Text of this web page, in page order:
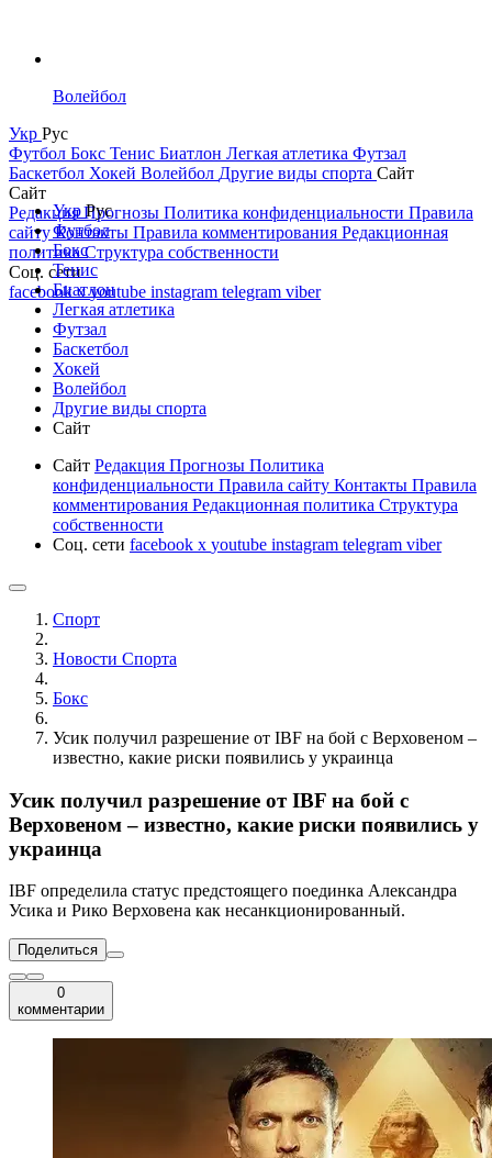
Волейбол
Укр Рус
Футбол Бокс Тенис Биатлон Легкая атлетика Футзал
Баскетбол Хокей Волейбол Другие виды спорта Сайт
Сайт
РедакцияПрогнозы Политика конфиденциальности Правила
сайтуКонтакты Правила комментирования Редакционная
политикаСтруктура собственности
Соц. сети
facebookxyoutube instagram telegram viber
УкрРус
Футбол
Бокс
Тенис
Биатлон
Легкая атлетика
Футзал
Баскетбол
Хокей
Волейбол
Другие виды спорта
Сайт
Сайт Редакция Прогнозы Политика
конфиденциальности Правила сайту Контакты Правила
комментирования Редакционная политика Структура
собственности
Соц. сети facebook x youtube instagram telegram viber
Спорт
Новости Cпорта
Бокс
Усик получил разрешение от IBF на бой с Верховеном –
известно, какие риски появились у украинца
Усик получил разрешение от IBF на бой с
Верховеном – известно, какие риски появились у
украинца
IBF определила статус предстоящего поединка Александра
Усика и Рико Верховена как несанкционированный.
Поделиться
0
комментарии